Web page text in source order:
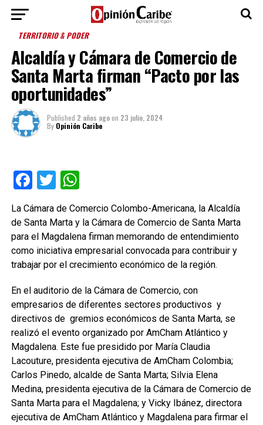
TERRITORIO & PODER
Alcaldía y Cámara de Comercio de
Santa Marta firman “Pacto por las
oportunidades”
Published 2 años agoon 23 julio, 2024
By Opinión Caribe
Facebook
TwitterWhatsApp
La Cámara de Comercio Colombo-Americana, la Alcaldía
de Santa Marta y la Cámara de Comercio de Santa Marta
para el Magdalena firman memorando de entendimiento
como iniciativa empresarial convocada para contribuir y
trabajar por el crecimiento económico de la región.
En el auditorio de la Cámara de Comercio, con
empresarios de diferentes sectores productivos y
directivos de gremios económicos de Santa Marta, se
realizó el evento organizado por AmCham Atlántico y
Magdalena. Este fue presidido por María Claudia
Lacouture, presidenta ejecutiva de AmCham Colombia;
Carlos Pinedo, alcalde de Santa Marta; Silvia Elena
Medina, presidenta ejecutiva de la Cámara de Comercio de
Santa Marta para el Magdalena; y Vicky Ibánez, directora
ejecutiva de AmCham Atlántico y Magdalena para firmar el